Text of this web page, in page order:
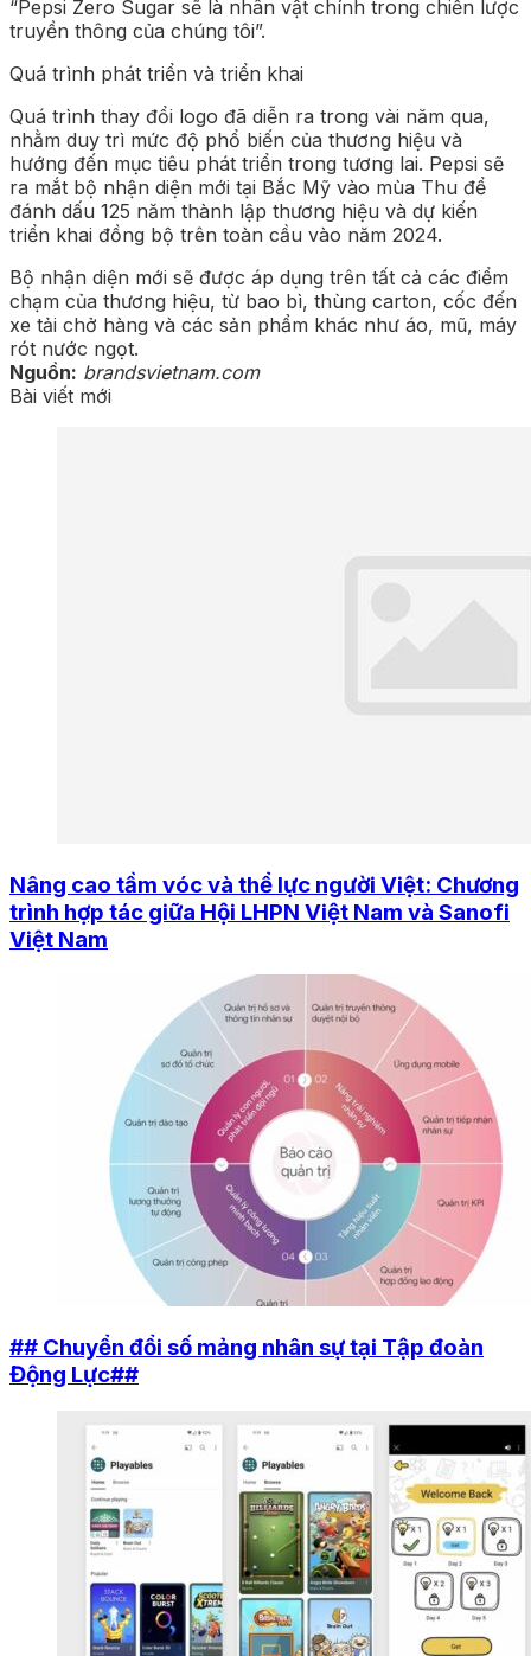
“Pepsi Zero Sugar sẽ là nhân vật chính trong chiến lược
truyền thông của chúng tôi”.
Quá trình phát triển và triển khai
Quá trình thay đổi logo đã diễn ra trong vài năm qua,
nhằm duy trì mức độ phổ biến của thương hiệu và
hướng đến mục tiêu phát triển trong tương lai. Pepsi sẽ
ra mắt bộ nhận diện mới tại Bắc Mỹ vào mùa Thu để
đánh dấu 125 năm thành lập thương hiệu và dự kiến
triển khai đồng bộ trên toàn cầu vào năm 2024.
Bộ nhận diện mới sẽ được áp dụng trên tất cả các điểm
chạm của thương hiệu, từ bao bì, thùng carton, cốc đến
xe tải chở hàng và các sản phẩm khác như áo, mũ, máy
rót nước ngọt.
Nguồn: brandsvietnam.com
Bài viết mới
Nâng cao tầm vóc và thể lực người Việt: Chương
trình hợp tác giữa Hội LHPN Việt Nam và Sanofi
Việt Nam
## Chuyển đổi số mảng nhân sự tại Tập đoàn
Động Lực##